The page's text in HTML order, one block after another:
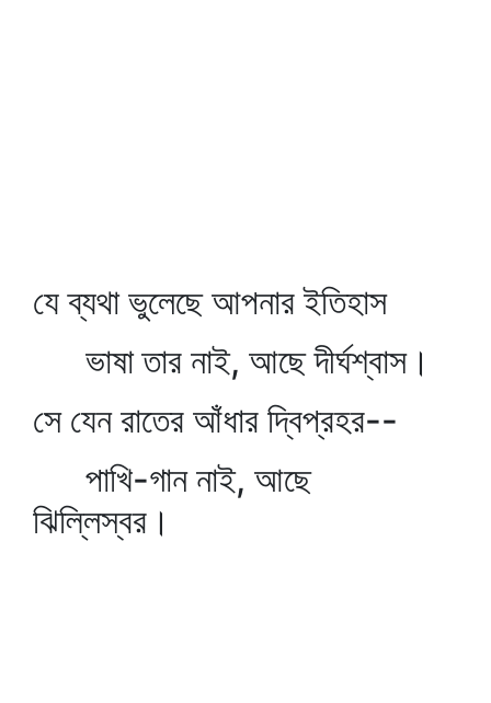
যে ব্যথা ভুলেছে আপনার ইতিহাস
ভাষা তার নাই, আছে দীর্ঘশ্বাস।
সে যেন রাতের আঁধার দ্বিপ্রহর--
পাখি-গান নাই, আছে
ঝিল্লিস্বর।